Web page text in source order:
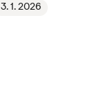
3. 1. 2026